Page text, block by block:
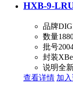
HXB-9-
品牌
数量
批号
封装
说明全
查看详情 加